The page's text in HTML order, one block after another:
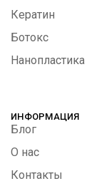
Кератин
Ботокс
Нанопластика
ИНФОРМАЦИЯ
Блог
О нас
Контакты